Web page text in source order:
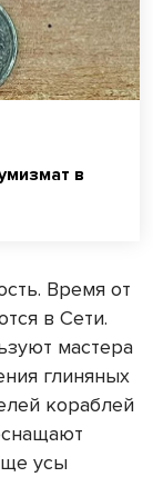
в
Время от
в Сети.
мастера
глиняных
кораблей
усы